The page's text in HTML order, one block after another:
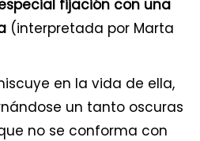
fijación con una
(interpretada por Marta
en la vida de ella,
un tanto oscuras
no se conforma con